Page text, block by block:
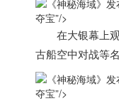
夺宝”/>
在大银幕上
古船空中对战等
夺宝”/>